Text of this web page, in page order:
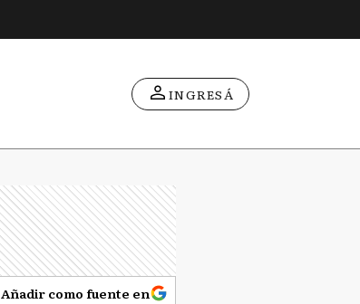
INGRESÁ
Añadir como fuente en